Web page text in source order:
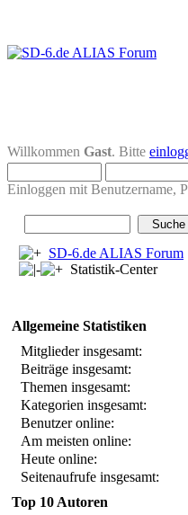
Willkommen Gast. Bitte
Einloggen mit Benutzername,
SD-6.de ALIAS Forum
Statistik-Center
Allgemeine Statistiken
Mitglieder insgesamt:
Beiträge insgesamt:
Themen insgesamt:
Kategorien insgesamt:
Benutzer online:
Am meisten online:
Heute online:
Seitenaufrufe insgesamt:
Top 10 Autoren